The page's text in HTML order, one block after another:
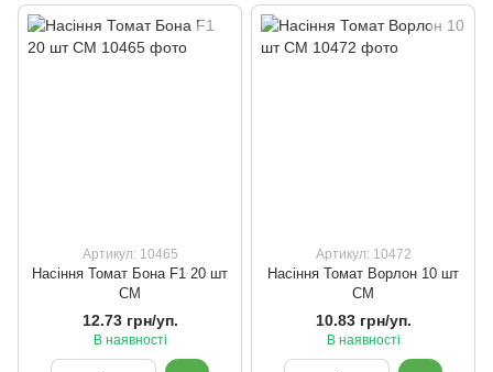
Артикул: 10465
Насіння Томат Бона F1 20 шт
СМ
12.73 грн/уп.
В наявності
Артикул: 10472
Насіння Томат Ворлон 10 шт
СМ
10.83 грн/уп.
В наявності